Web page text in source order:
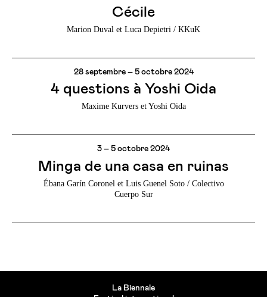
Cécile
Marion Duval et Luca Depietri / KKuK
28 septembre – 5 octobre 2024
4 questions à Yoshi Oida
Maxime Kurvers et Yoshi Oida
3 – 5 octobre 2024
Minga de una casa en ruinas
Ébana Garín Coronel et Luis Guenel Soto / Colectivo
Cuerpo Sur
La Biennale